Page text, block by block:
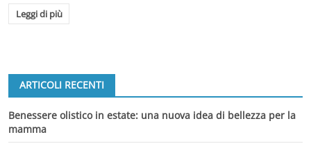
Leggi di più
ARTICOLI RECENTI
Benessere olistico in estate: una nuova idea di bellezza per la
mamma